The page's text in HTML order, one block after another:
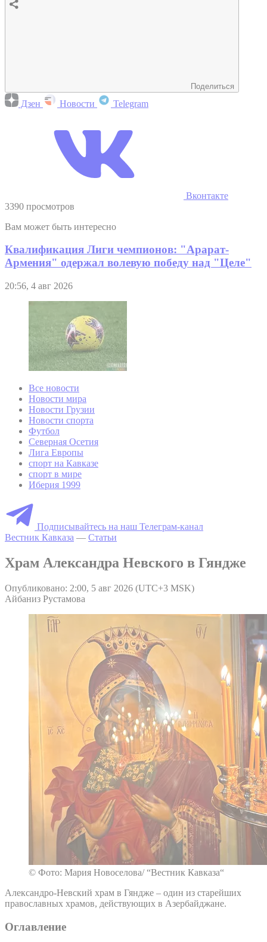
Поделиться
Дзен Новости Telegram
Вконтакте
3390 просмотров
Вам может быть интересно
Квалификация Лиги чемпионов: "Арарат-
Армения" одержал волевую победу над "Целе"
20:56, 4 авг 2026
Все новости
Новости мира
Новости Грузии
Новости спорта
Футбол
Северная Осетия
Лига Европы
спорт на Кавказе
спорт в мире
Иберия 1999
Подписывайтесь на наш Телеграм-канал
Вестник Кавказа — Статьи
Храм Александра Невского в Гяндже
Опубликовано: 2:00, 5 авг 2026 (UTC+3 MSK)
Айбаниз Рустамова
© Фото: Мария Новоселова/ “Вестник Кавказа“
Александро-Невский храм в Гяндже – один из старейших
православных храмов, действующих в Азербайджане.
Оглавление